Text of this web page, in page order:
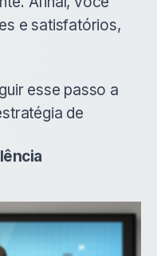
e satisfatórios,
esse passo a
de